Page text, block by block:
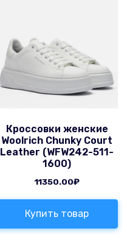
Кроссовки женские
Woolrich Chunky Court
Leather (WFW242-511-
1600)
11350.00₽
Купить товар